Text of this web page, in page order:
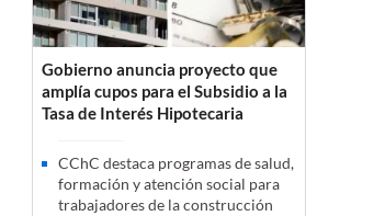
Gobierno anuncia proyecto que
amplía cupos para el Subsidio a la
Tasa de Interés Hipotecaria
CChC destaca programas de salud,
formación y atención social para
trabajadores de la construcción